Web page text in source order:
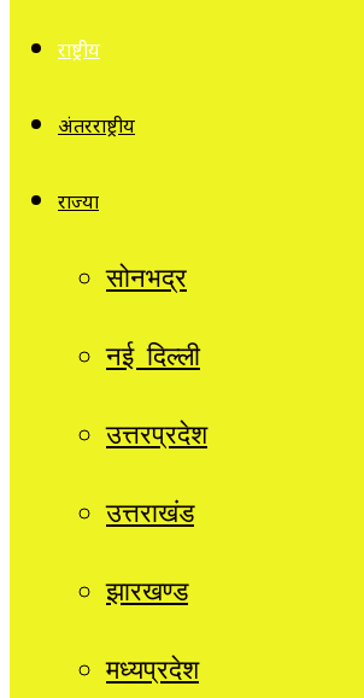
राष्ट्रीय
अंतरराष्ट्रीय
राज्यों
सोनभद्र
नई दिल्ली
उत्तरप्रदेश
उत्तराखंड
झारखण्ड
मध्यप्रदेश